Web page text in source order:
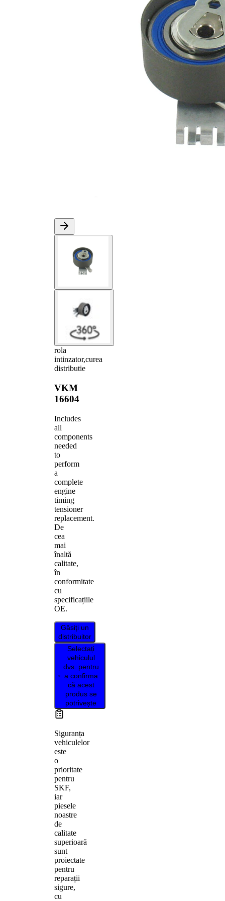
rola
intinzator,curea
distributie
VKM
16604
Includes
all
components
needed
to
perform
a
complete
engine
timing
tensioner
replacement.
De
cea
mai
înaltă
calitate,
în
conformitate
cu
specificațiile
OE.
Găsiți un
distribuitor
Selectați
vehiculul
dvs. pentru
a confirma
că acest
produs se
potrivește
Siguranța
vehiculelor
este
o
prioritate
pentru
SKF,
iar
piesele
noastre
de
calitate
superioară
sunt
proiectate
pentru
reparații
sigure,
cu